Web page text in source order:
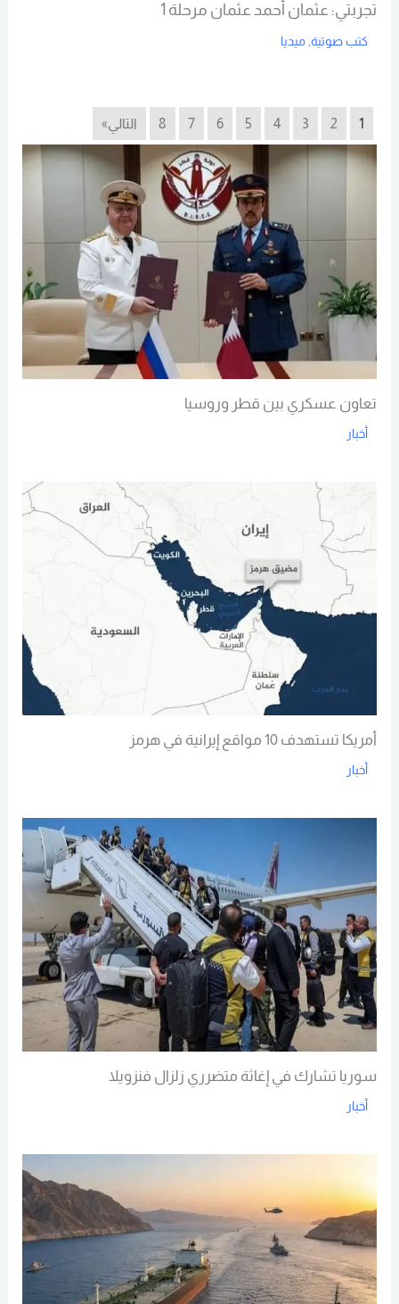
تجربتي: عثمان أحمد عثمان مرحلة 1
كتب صوتية, ميديا
1
2
3
4
5
6
7
8 التالي»
تعاون عسكري بين قطر وروسيا
أخبار
أمريكا تستهدف 10 مواقع إيرانية في هرمز
أخبار
سوريا تشارك في إغاثة متضرري زلزال فنزويلا
أخبار